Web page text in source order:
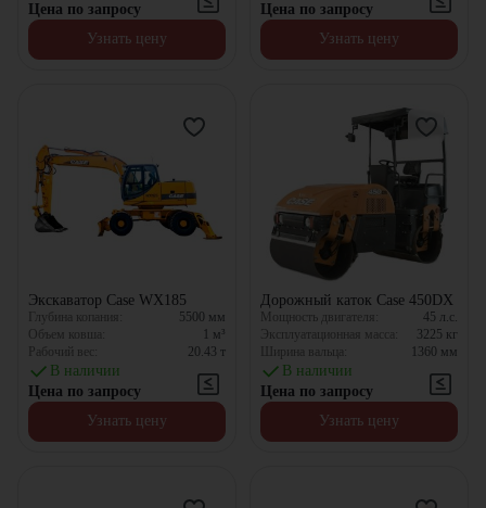
Цена по запросу
Узнать цену
Цена по запросу
Узнать цену
Экскаватор Case WX185
Глубина копания: 5500 мм
Объем ковша:
м³
Рабочий вес:
20.43 т
В наличии
Цена по запросу
Узнать цену
Дорожный каток Case 450DX
Мощность двигателя: 45 л.с.
Эксплуатационная масса:
3225 кг
Ширина вальца:
1360 мм
В наличии
Цена по запросу
Узнать цену